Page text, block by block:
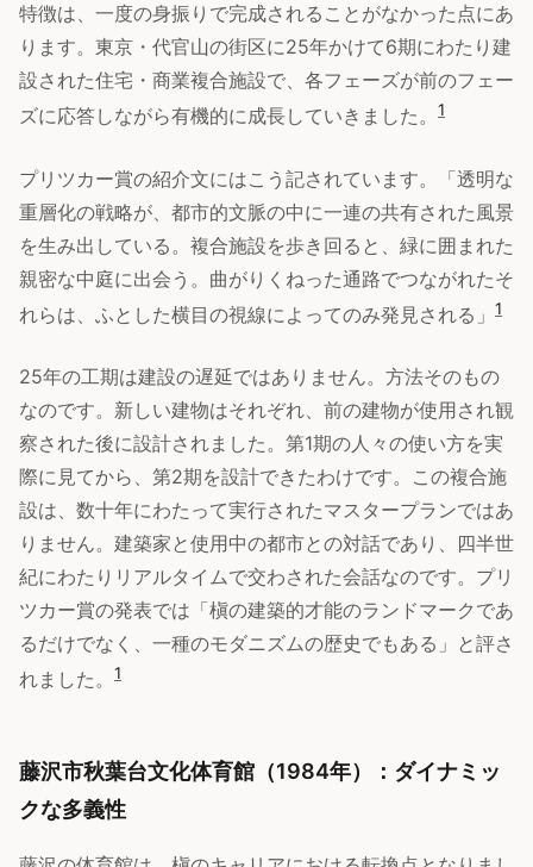
特徴は、一度の身振りで完成されることがなかった点にあ
ります。東京・代官山の街区に25年かけて6期にわたり建
設された住宅・商業複合施設で、各フェーズが前のフェー
ズに応答しながら有機的に成長していきました。
1
プリツカー賞の紹介文にはこう記されています。「透明な
重層化の戦略が、都市的文脈の中に一連の共有された風景
を生み出している。複合施設を歩き回ると、緑に囲まれた
親密な中庭に出会う。曲がりくねった通路でつながれたそ
れらは、ふとした横目の視線によってのみ発見される」 1
25年の工期は建設の遅延ではありません。方法そのもの
なのです。新しい建物はそれぞれ、前の建物が使用され観
察された後に設計されました。第1期の人々の使い方を実
際に見てから、第2期を設計できたわけです。この複合施
設は、数十年にわたって実行されたマスタープランではあ
りません。建築家と使用中の都市との対話であり、四半世
紀にわたりリアルタイムで交わされた会話なのです。プリ
ツカー賞の発表では「槇の建築的才能のランドマークであ
るだけでなく、一種のモダニズムの歴史でもある」と評さ
れました。
1
藤沢市秋葉台文化体育館（1984年）：ダイナミッ
クな多義性